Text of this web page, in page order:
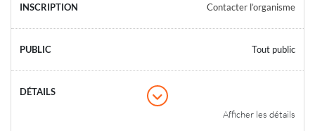
Contacter l’organisme
Tout public
Afficher les détails